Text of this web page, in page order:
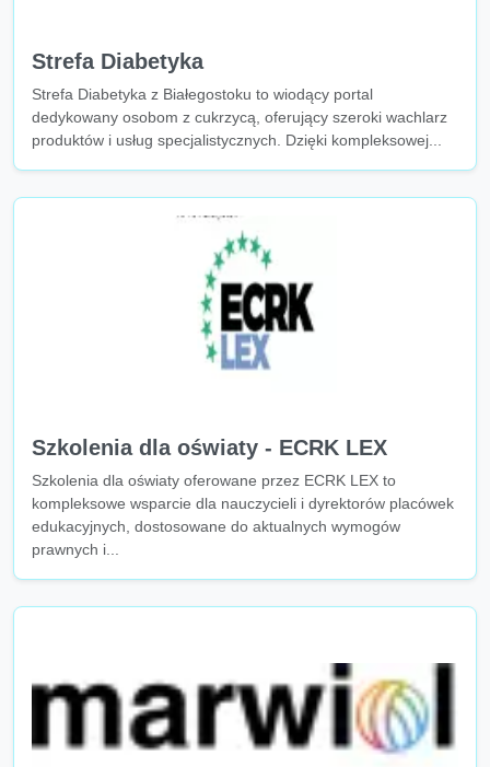
Strefa Diabetyka
Strefa Diabetyka z Białegostoku to wiodący portal
dedykowany osobom z cukrzycą, oferujący szeroki wachlarz
produktów i usług specjalistycznych. Dzięki kompleksowej...
Szkolenia dla oświaty - ECRK LEX
Szkolenia dla oświaty oferowane przez ECRK LEX to
kompleksowe wsparcie dla nauczycieli i dyrektorów placówek
edukacyjnych, dostosowane do aktualnych wymogów
prawnych i...